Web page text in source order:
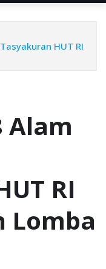
HUT RI
Alam
RI
Lomba